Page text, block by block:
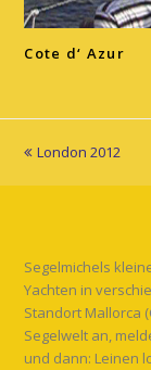
Cote d‘ Azur
vorheriger
London 2012
Segelmichels
Yachten in
Standort Mallorca
Segelwelt an,
und dann: Leinen